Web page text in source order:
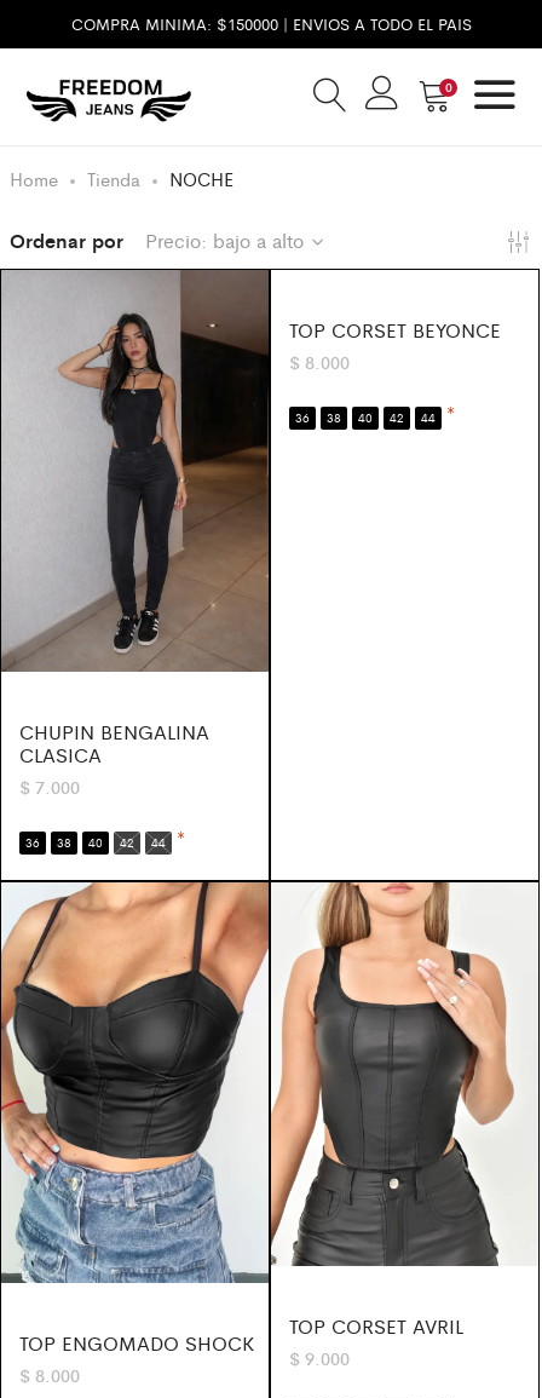
COMPRA MINIMA: $150000 | ENVIOS A TODO EL PAIS
0
Home Tienda NOCHE
Ordenar por Precio: bajo a alto
CHUPIN BENGALINA
CLASICA
$ 7.000
36 38 40 42 44 *
TOP CORSET BEYONCE
$ 8.000
36 38 40 42 44 *
TOP ENGOMADO SHOCK
$ 8.000
TOP CORSET AVRIL
$ 9.000